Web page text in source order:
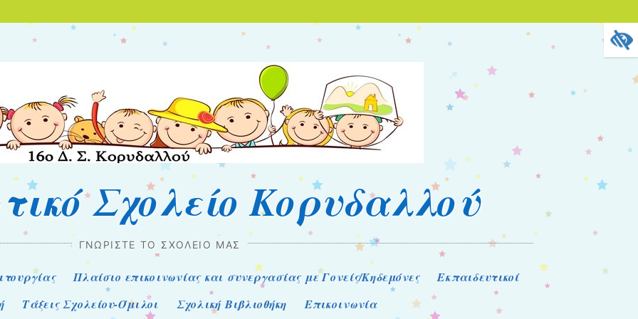
Σχολείο Κορυδαλλού
ΓΝΩΡΊΣΤΕ ΤΟ ΣΧΟΛΕΊΟ ΜΑΣ
Πλαίσιο επικοινωνίας και συνεργασίας με Γονείς/Κηδεμόνες
Εκπαιδευτικοί
Τάξεις Σχολείου-Όμιλοι Σχολική Βιβλιοθήκη Επικοινωνία